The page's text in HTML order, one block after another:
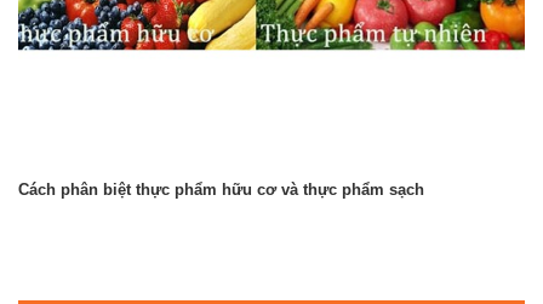
Cách phân biệt thực phẩm hữu cơ và thực phẩm sạch